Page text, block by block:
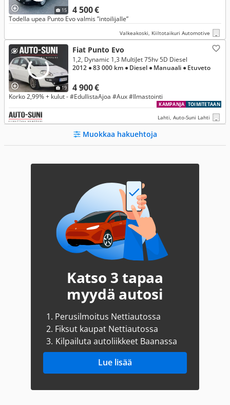
15 4 500 €
Todella upea Punto Evo valmis ”intoilijalle”
Valkeakoski, Kiiltotaikuri Automotive
19
Fiat Punto Evo
4 900 €
1,2, Dynamic 1,3 MultiJet 75hv 5D Diesel
2012 ● 83 000 km ● Diesel ● Manuaali ● Etuveto
Korko 2,99% + kulut - #EdullistaAjoa #Aux #Ilmastointi
TOIMITETAAN
KAMPANJA
Lahti, Auto-Suni Lahti
Muokkaa hakuehtoja
Katso 3 tapaa
myydä autosi
1. Perusilmoitus Nettiautossa
2. Fiksut kaupat Nettiautossa
3. Kilpailuta autoliikkeet Baanassa
Lue lisää